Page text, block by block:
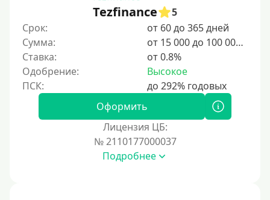
100 дней
4 месяца
5 месяцев
На полгода
10 месяцев
Tezfinance
5
Срок:
от 60 до 365 дней
Сумма:
от 15 000 до 100 000 ₽
Ставка:
от 0.8%
Одобрение:
Высокое
Оформить
Лицензия ЦБ:
№ 2110177000037
Подробнее